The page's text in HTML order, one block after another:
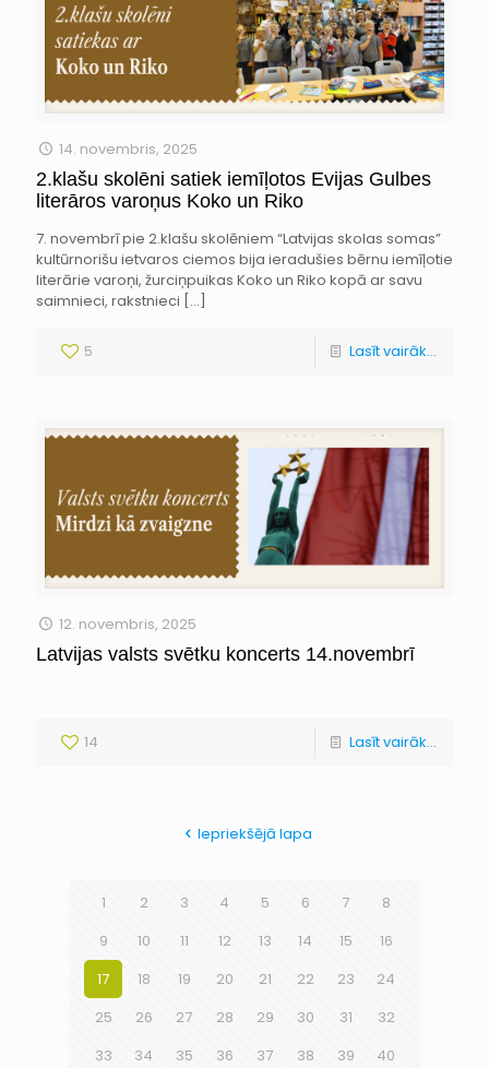
14. novembris, 2025
2.klašu skolēni satiek iemīļotos Evijas Gulbes
literāros varoņus Koko un Riko
7. novembrī pie 2.klašu skolēniem “Latvijas skolas somas”
kultūrnorišu ietvaros ciemos bija ieradušies bērnu iemīļotie
literārie varoņi, žurciņpuikas Koko un Riko kopā ar savu
saimnieci, rakstnieci […]
5 Lasīt vairāk...
12. novembris, 2025
Latvijas valsts svētku koncerts 14.novembrī
14 Lasīt vairāk...
Iepriekšējā lapa
1 2 3 4 5 6 7
8
9
10 11 12 13 14 15
16
17
18 19 20 21 22 23
24
25
26 27 28 29 30 31
32
33
34 35 36 37 38 39
40